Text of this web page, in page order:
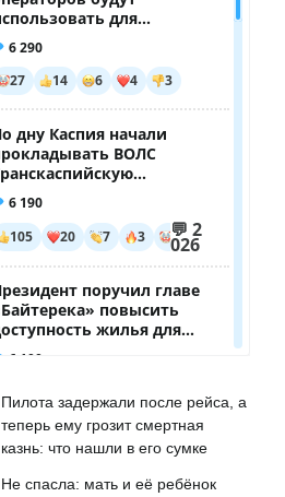
Пилота задержали после рейса, а
теперь ему грозит смертная
казнь: что нашли в его сумке
Не спасла: мать и её ребёнок